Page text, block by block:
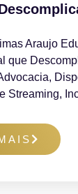
Araujo
que
Streaming,